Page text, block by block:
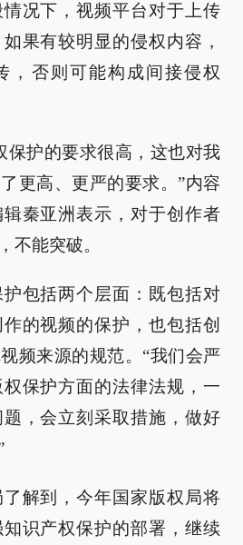
况下，视频平台对于上传
果有较明显的侵权内容，
，否则可能构成间接侵权
保护的要求很高，这也对我
更高、更严的要求。”内容
秦亚洲表示，对于创作者
不能突破。
包括两个层面：既包括对
的视频的保护，也包括创
频来源的规范。“我们会严
保护方面的法律法规，一
，会立刻采取措施，做好
解到，今年国家版权局将
识产权保护的部署，继续